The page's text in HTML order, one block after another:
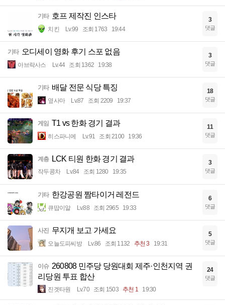
기타 호프 제작진 인스타
치킨 Lv.99 조회 1763 19:44
3
댓글
기타 오디세이 영화 후기 스포 없음
아브락사스 Lv.44 조회 1362 19:38
3
댓글
기타 배달 전문 식당 특징
옆사마 Lv.87 조회 2209 19:37
18
댓글
게임 T1 vs 한화 경기 결과
히스파니에 Lv.91 조회 2100 19:36
11
댓글
계층 LCK 티원 한화 경기 결과
작두콩차 Lv.84 조회 1280 19:35
3
댓글
기타 한강공원 짬타이거 레전드
큐땁이알 Lv.88 조회 2965 19:33
6
댓글
사진 무지개 보고 가세요
오늘도피씨방 Lv.86 조회 1132 추천 3 19:31
5
댓글
이슈 260808 민주당 당원대회 제주·인천지역 권
리당원 투표 합산
진겟타원 Lv.70 조회 1503 추천 1 19:30
24
댓글